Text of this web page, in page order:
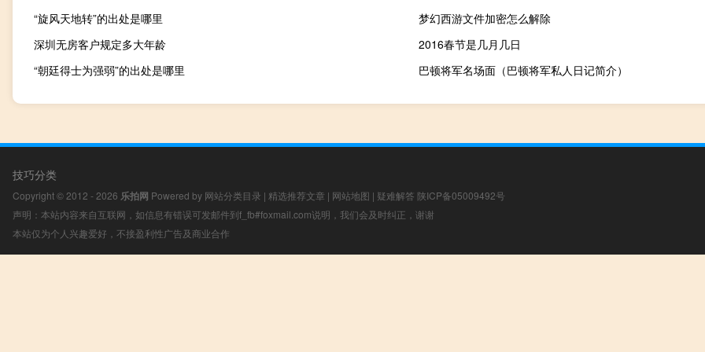
“旋风天地转”的出处是哪里
梦幻西游文件加密怎么解除
深圳无房客户规定多大年龄
2016春节是几月几日
“朝廷得士为强弱”的出处是哪里
巴顿将军名场面（巴顿将军私人日记简介）
技巧分类
Copyright © 2012 - 2026 乐拍网 Powered by 网站分类目录 | 精选推荐文章 | 网站地图 | 疑难解答 陕ICP备05009492号
声明：本站内容来自互联网，如信息有错误可发邮件到f_fb#foxmail.com说明，我们会及时纠正，谢谢
本站仅为个人兴趣爱好，不接盈利性广告及商业合作